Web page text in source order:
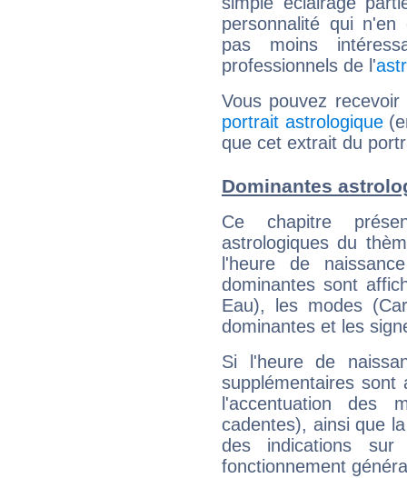
personnalité qui n'en
pas moins
professionnels de l'
Vous pouvez
portrait astrologique
que cet extrait du
Dominantes
Ce chapitre
astrologiques du
l'heure de
dominantes sont
Eau), les modes
dominantes et les
Si l'heure de
supplémentaires sont
l'accentuation des
cadentes), ainsi que
des indications sur
fonctionnement